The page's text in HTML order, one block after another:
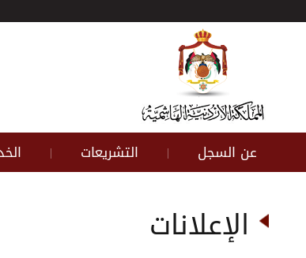
عن السجل | التشريعات |
الإعلانات